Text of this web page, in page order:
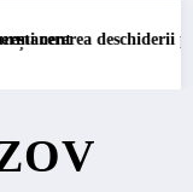
deschiderii